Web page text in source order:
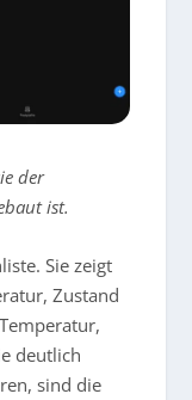
der
ist.
Sie zeigt
Zustand
deutlich
sind die